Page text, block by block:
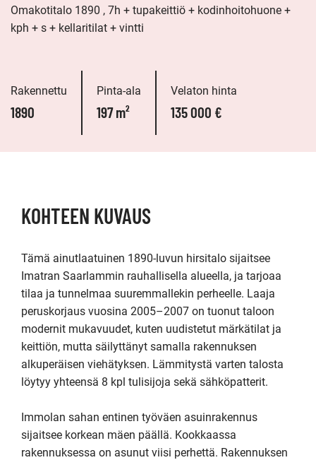
Omakotitalo 1890 , 7h + tupakeittiö + kodinhoitohuone +
kph + s + kellaritilat + vintti
Rakennettu
1890
Pinta-ala
197 m²
Velaton hinta
135 000 €
KOHTEEN KUVAUS
Tämä ainutlaatuinen 1890-luvun hirsitalo sijaitsee
Imatran Saarlammin rauhallisella alueella, ja tarjoaa
tilaa ja tunnelmaa suuremmallekin perheelle. Laaja
peruskorjaus vuosina 2005–2007 on tuonut taloon
modernit mukavuudet, kuten uudistetut märkätilat ja
keittiön, mutta säilyttänyt samalla rakennuksen
alkuperäisen viehätyksen. Lämmitystä varten talosta
löytyy yhteensä 8 kpl tulisijoja sekä sähköpatterit.
Immolan sahan entinen työväen asuinrakennus
sijaitsee korkean mäen päällä. Kookkaassa
rakennuksessa on asunut viisi perhettä. Rakennuksen